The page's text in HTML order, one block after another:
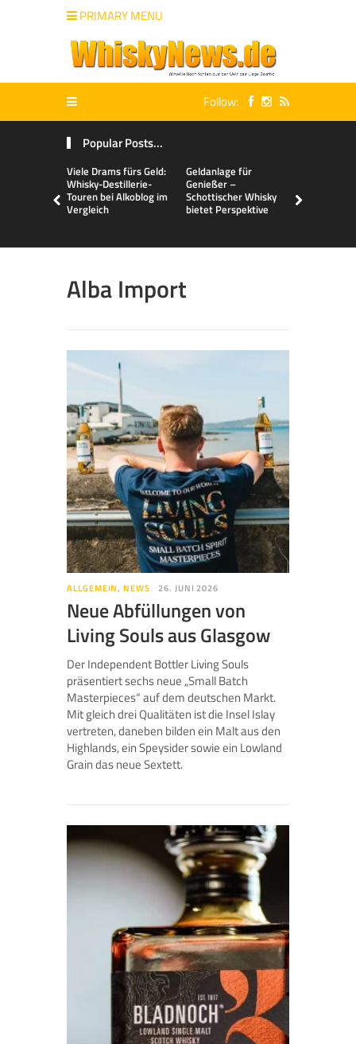
PRIMARY MENU
Follow:
Popular Posts...
Viele Drams fürs Geld:
Whisky-Destillerie-
Touren bei Alkoblog im
Vergleich
Geldanlage für
Genießer –
Schottischer Whisky
bietet Perspektive
Alba Import
ALLGEMEIN,NEWS 26. JUNI 2026
Neue Abfüllungen von
Living Souls aus Glasgow
Der Independent Bottler Living Souls
präsentiert sechs neue „Small Batch
Masterpieces“ auf dem deutschen Markt.
Mit gleich drei Qualitäten ist die Insel Islay
vertreten, daneben bilden ein Malt aus den
Highlands, ein Speysider sowie ein Lowland
Grain das neue Sextett.